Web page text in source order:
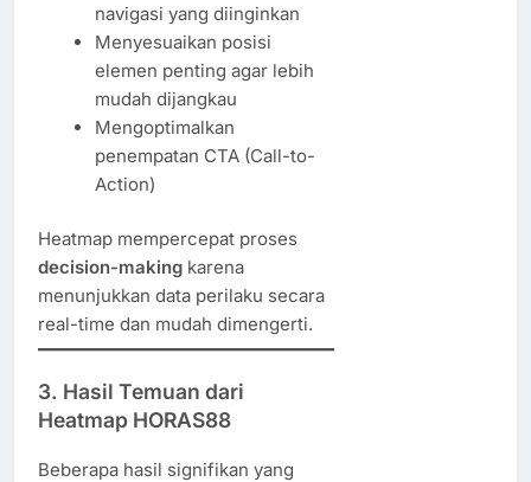
navigasi yang diinginkan
Menyesuaikan posisi
elemen penting agar lebih
mudah dijangkau
Mengoptimalkan
penempatan CTA (Call-to-
Action)
Heatmap mempercepat proses
decision-making karena
menunjukkan data perilaku secara
real-time dan mudah dimengerti.
3. Hasil Temuan dari
Heatmap HORAS88
Beberapa hasil signifikan yang